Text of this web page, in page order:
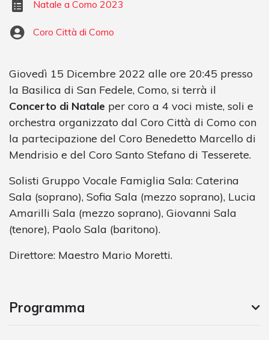
Natale a Como 2023
Coro Città di Como
Giovedì 15 Dicembre 2022 alle ore 20:45 presso
la Basilica di San Fedele, Como, si terrà il
Concerto di Natale per coro a 4 voci miste, soli e
orchestra organizzato dal Coro Città di Como con
la partecipazione del Coro Benedetto Marcello di
Mendrisio e del Coro Santo Stefano di Tesserete.
Solisti Gruppo Vocale Famiglia Sala: Caterina
Sala (soprano), Sofia Sala (mezzo soprano), Lucia
Amarilli Sala (mezzo soprano), Giovanni Sala
(tenore), Paolo Sala (baritono).
Direttore: Maestro Mario Moretti.
Programma